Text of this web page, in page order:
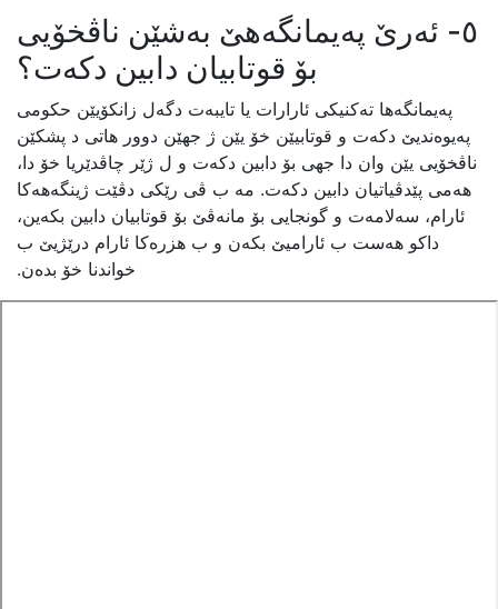
٥- ئەرێ پەیمانگەهێ بەشێن ناڤخۆیی
بۆ قوتابیان دابین دکەت؟
پەیمانگەها تەکنیکی ئارارات یا تایبەت دگەل زانکۆیێن حکومی
پەیوەندیێ دکەت و قوتابیێن خۆ یێن ژ جهێن دوور هاتی د پشکێن
ناڤخۆیی یێن وان دا جهی بۆ دابین دکەت و ل ژێر چاڤدێریا خۆ دا،
هەمی پێدڤیاتیان دابین دکەت. مە ب ڤی رێکی دڤێت ژینگەهەکا
ئارام، سەلامەت و گونجایی بۆ مانەڤێ بۆ قوتابیان دابین بکەین،
داکو هەست ب ئارامیێ بکەن و ب هزرەکا ئارام درێژیێ ب
خواندنا خۆ بدەن.